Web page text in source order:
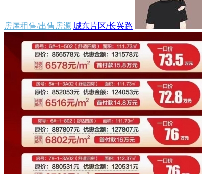
房屋租售/出售房源 城东片区/长兴路